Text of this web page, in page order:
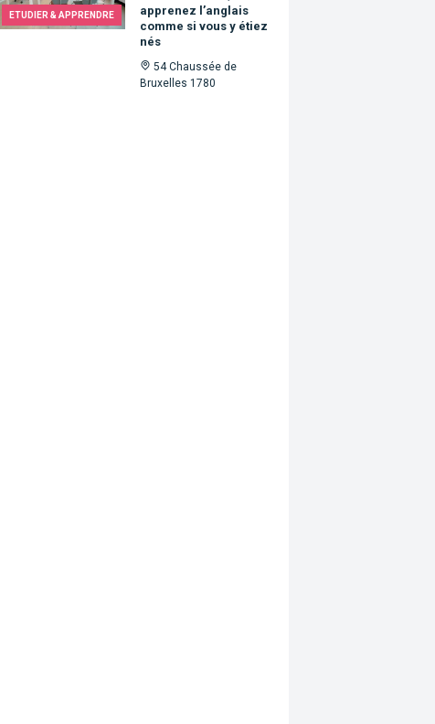
ETUDIER & APPRENDRE
apprenez l’anglais
comme si vous y étiez
nés
54 Chaussée de
Bruxelles 1780